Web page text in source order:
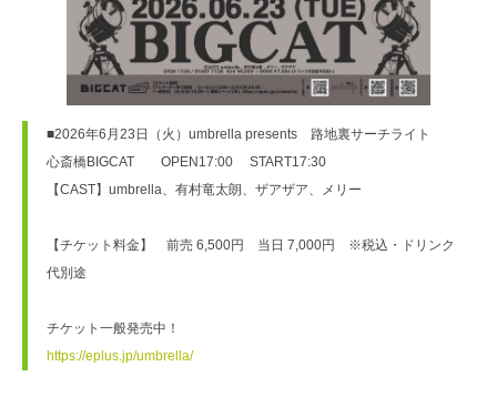
■2026年6月23日（火）umbrella presents　路地裏サーチライト
心斎橋BIGCAT　　OPEN17:00 　START17:30
【CAST】umbrella、有村竜太朗、ザアザア、メリー
【チケット料金】　前売 6,500円　当日 7,000円　※税込・ドリンク
代別途
https://eplus.jp/umbrella/